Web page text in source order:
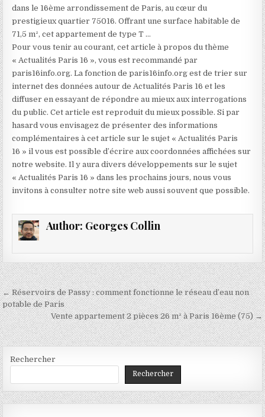
dans le 16ème arrondissement de Paris, au cœur du
prestigieux quartier 75016. Offrant une surface habitable de
71,5 m², cet appartement de type T …
Pour vous tenir au courant, cet article à propos du thème
« Actualités Paris 16 », vous est recommandé par
paris16info.org. La fonction de paris16info.org est de trier sur
internet des données autour de Actualités Paris 16 et les
diffuser en essayant de répondre au mieux aux interrogations
du public. Cet article est reproduit du mieux possible. Si par
hasard vous envisagez de présenter des informations
complémentaires à cet article sur le sujet « Actualités Paris
16 » il vous est possible d’écrire aux coordonnées affichées sur
notre website. Il y aura divers développements sur le sujet
« Actualités Paris 16 » dans les prochains jours, nous vous
invitons à consulter notre site web aussi souvent que possible.
Author: Georges Collin
Navigation
de
l’article
← Réservoirs de Passy : comment fonctionne le réseau d’eau non
potable de Paris
Vente appartement 2 pièces 26 m² à Paris 16ème (75) →
Rechercher
Rechercher